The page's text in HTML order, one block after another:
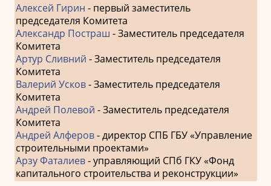
Алексей Гирин - первый заместитель
председателя Комитета
Александр Постраш - Заместитель председателя
Комитета
Артур Сливний - Заместитель председателя
Комитета
Валерий Усков- Заместитель председателя
Комитета
Андрей Полевой - Заместитель председателя
Комитета
Андрей Алферов- директор СПБ ГБУ «Управление
строительными проектами»
Арзу Фаталиев- управляющий СПб ГКУ «Фонд
капитального строительства и реконструкции»